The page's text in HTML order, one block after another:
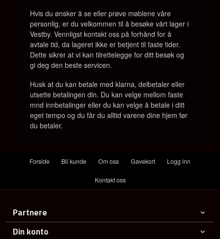
Hvis du ønsker å se eller prøve møblene våre
personlig, er du velkommen til å besøke vårt lager i
Vestby. Vennligst kontakt oss på forhånd for å
avtale tid, da lageret ikke er betjent til faste tider.
Dette sikrer at vi kan tilrettelegge for ditt besøk og
gi deg den beste servicen.
Husk at du kan betale med klarna, delbetaler eller
utsette betalingen din. Du kan velge mellom faste
mnd innbetalinger eller du kan velge å betale i ditt
eget tempo og du får du alltid varene dine hjem før
du betaler.
Forside Bli kunde Om oss Gavekort Logg inn
Kontakt oss
Partnere
Din konto